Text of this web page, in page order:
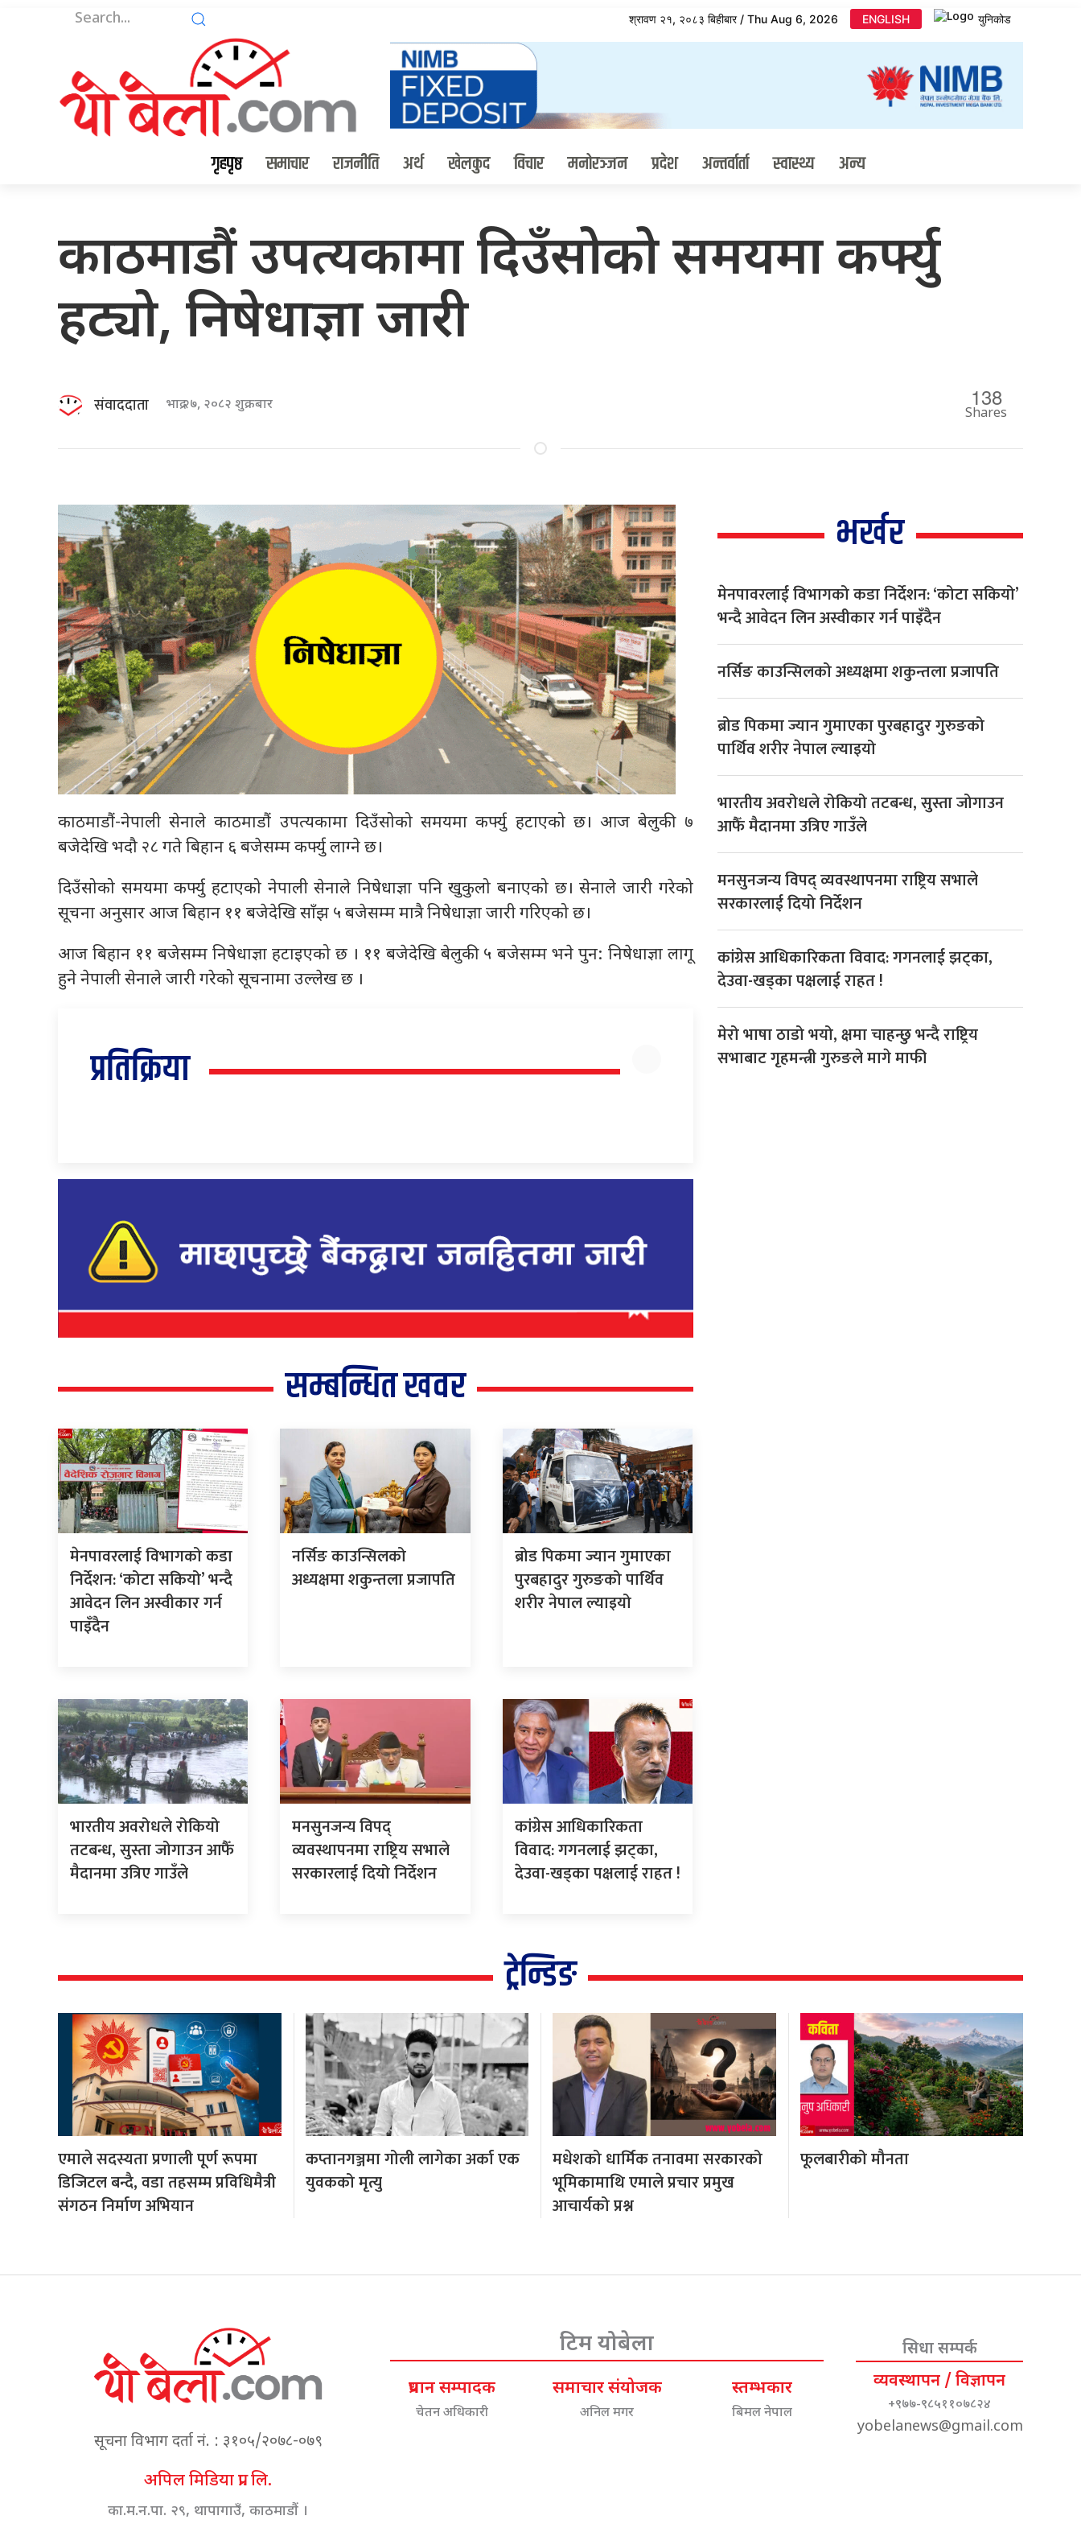
श्रावण २१, २०८३ बिहीबार / Thu Aug 6, 2026 ENGLISH युनिकोड
गृहपृष्ठ समाचार राजनीति अर्थ खेलकुद विचार मनोरञ्जन प्रदेश अन्तर्वार्ता स्वास्थ्य अन्य
काठमाडौं उपत्यकामा दिउँसोको समयमा कर्फ्यु
हट्यो, निषेधाज्ञा जारी
संवाददाता भाद्र २७, २०८२ शुक्रबार 138
Shares
काठमाडौं-नेपाली सेनाले काठमाडौं उपत्यकामा दिउँसोको समयमा कर्फ्यु हटाएको छ। आज बेलुकी ७
बजेदेखि भदौ २८ गते बिहान ६ बजेसम्म कर्फ्यु लाग्ने छ।
दिउँसोको समयमा कर्फ्यु हटाएको नेपाली सेनाले निषेधाज्ञा पनि खुकुलो बनाएको छ। सेनाले जारी गरेको
सूचना अनुसार आज बिहान ११ बजेदेखि साँझ ५ बजेसम्म मात्रै निषेधाज्ञा जारी गरिएको छ।
आज बिहान ११ बजेसम्म निषेधाज्ञा हटाइएको छ । ११ बजेदेखि बेलुकी ५ बजेसम्म भने पुन: निषेधाज्ञा लागू
हुने नेपाली सेनाले जारी गरेको सूचनामा उल्लेख छ ।
प्रतिक्रिया
सम्बन्धित खवर
मेनपावरलाई विभागको कडा
निर्देशन: ‘कोटा सकियो’ भन्दै
आवेदन लिन अस्वीकार गर्न
पाइँदैन
नर्सिङ काउन्सिलको
अध्यक्षमा शकुन्तला प्रजापति
ब्रोड पिकमा ज्यान गुमाएका
पुरबहादुर गुरुङको पार्थिव
शरीर नेपाल ल्याइयो
भारतीय अवरोधले रोकियो
तटबन्ध, सुस्ता जोगाउन आफैँ
मैदानमा उत्रिए गाउँले
मनसुनजन्य विपद्
व्यवस्थापनमा राष्ट्रिय सभाले
सरकारलाई दियो निर्देशन
कांग्रेस आधिकारिकता
विवाद: गगनलाई झट्का,
देउवा-खड्का पक्षलाई राहत !
भर्खर
मेनपावरलाई विभागको कडा निर्देशन: ‘कोटा सकियो’
भन्दै आवेदन लिन अस्वीकार गर्न पाइँदैन
नर्सिङ काउन्सिलको अध्यक्षमा शकुन्तला प्रजापति
ब्रोड पिकमा ज्यान गुमाएका पुरबहादुर गुरुङको
पार्थिव शरीर नेपाल ल्याइयो
भारतीय अवरोधले रोकियो तटबन्ध, सुस्ता जोगाउन
आफैँ मैदानमा उत्रिए गाउँले
मनसुनजन्य विपद् व्यवस्थापनमा राष्ट्रिय सभाले
सरकारलाई दियो निर्देशन
कांग्रेस आधिकारिकता विवाद: गगनलाई झट्का,
देउवा-खड्का पक्षलाई राहत !
मेरो भाषा ठाडो भयो, क्षमा चाहन्छु भन्दै राष्ट्रिय
सभाबाट गृहमन्त्री गुरुङले मागे माफी
ट्रेन्डिङ
एमाले सदस्यता प्रणाली पूर्ण रूपमा
डिजिटल बन्दै, वडा तहसम्म प्रविधिमैत्री
संगठन निर्माण अभियान
कप्तानगञ्जमा गोली लागेका अर्का एक
युवकको मृत्यु
मधेशको धार्मिक तनावमा सरकारको
भूमिकामाथि एमाले प्रचार प्रमुख
आचार्यको प्रश्न
फूलबारीको मौनता
सूचना विभाग दर्ता नं. : ३१०५/२०७८-०७९
अपिल मिडिया प्रा. लि.
का.म.न.पा. २९, थापागाउँ, काठमाडौं ।
टिम योबेला
प्रधान सम्पादक
चेतन अधिकारी
समाचार संयोजक
अनिल मगर
स्तम्भकार
बिमल नेपाल
सिधा सम्पर्क
व्यवस्थापन / विज्ञापन
+९७७-९८५११०७८२४
yobelanews@gmail.com